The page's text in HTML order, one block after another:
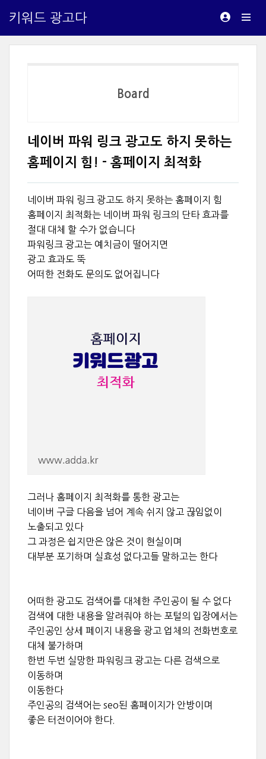
키워드 광고다
Board
네이버 파워 링크 광고도 하지 못하는
홈페이지 힘! - 홈페이지 최적화
네이버 파워 링크 광고도 하지 못하는 홈페이지 힘
홈페이지 최적화는 네이버 파워 링크의 단타 효과를
절대 대체 할 수가 없습니다
파워링크 광고는 예치금이 떨어지면
광고 효과도 뚝
어떠한 전화도 문의도 없어집니다
그러나 홈페이지 최적화를 통한 광고는
네이버 구글 다음을 넘어 계속 쉬지 않고 끊임없이
노출되고 있다
그 과정은 쉽지만은 않은 것이 현실이며
대부분 포기하며 실효성 없다고들 말하고는 한다
어떠한 광고도 검색어를 대체한 주인공이 될 수 없다
검색에 대한 내용을 알려줘야 하는 포털의 입장에서는
주인공인 상세 페이지 내용을 광고 업체의 전화번호로
대체 불가하며
한번 두번 실망한 파워링크 광고는 다른 검색으로
이동하며
이동한다
주인공의 검색어는 seo된 홈페이지가 안방이며
좋은 터전이어야 한다.